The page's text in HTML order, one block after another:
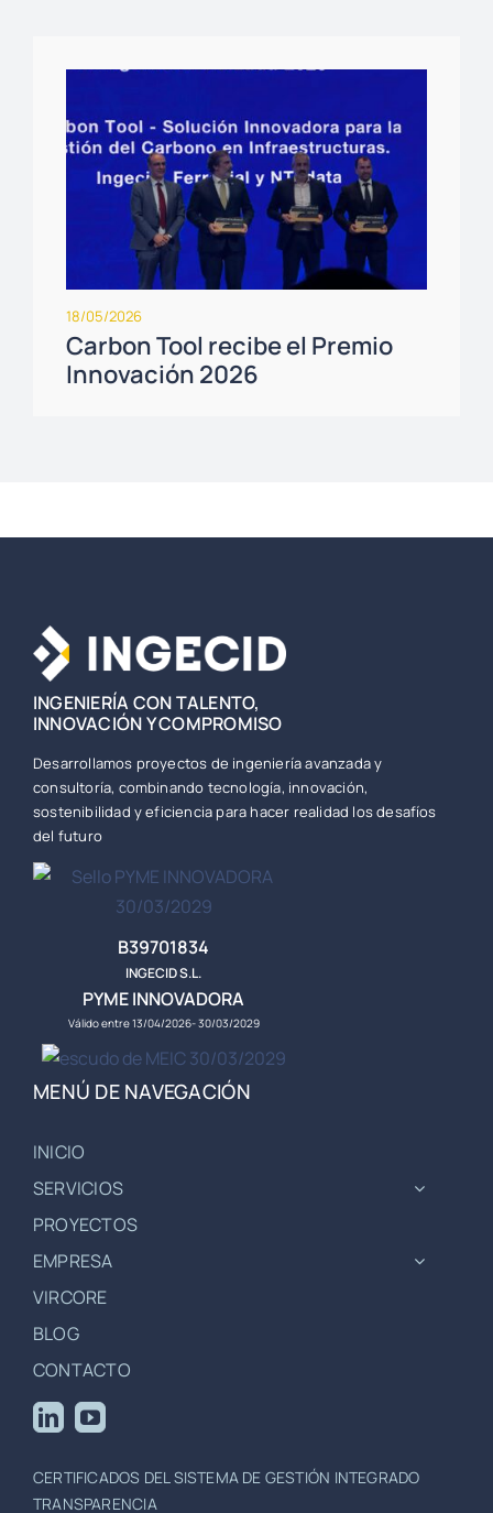
18/05/2026
Carbon Tool recibe el Premio
Innovación 2026
INGENIERÍA CON TALENTO,
INNOVACIÓN Y COMPROMISO
Desarrollamos proyectos de ingeniería avanzada y
consultoría, combinando tecnología, innovación,
sostenibilidad y eficiencia para hacer realidad los desafíos
del futuro
B39701834
INGECID S.L.
PYME INNOVADORA
Válido entre 13/04/2026- 30/03/2029
MENÚ DE NAVEGACIÓN
INICIO
SERVICIOS
PROYECTOS
EMPRESA
VIRCORE
BLOG
CONTACTO
CERTIFICADOS DEL SISTEMA DE GESTIÓN INTEGRADO
TRANSPARENCIA